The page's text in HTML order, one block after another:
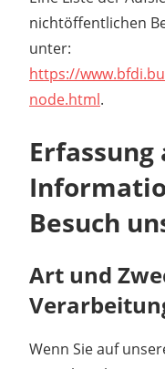
nichtöffentlichen
unter:
https://
node.html.
Besuch
Art und
Wenn Sie auf